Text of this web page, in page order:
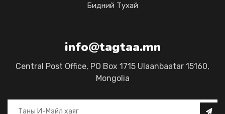
Бидний Тухай
info@tagtaa.mn
Central Post Office, PO Box 1715 Ulaanbaatar 15160,
Mongolia